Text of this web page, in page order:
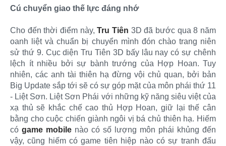
Cú chuyển giao thế lực đáng nhớ
Cho đến thời điểm này,Tru Tiên 3D đã bước qua 8 năm
oanh liệt và chuẩn bị chuyển mình đón chào trang niên
sử thứ 9. Cục diện Tru Tiên 3D bấy lâu nay có sự chênh
lệch ít nhiều bởi sự bành trướng của Hợp Hoan. Tuy
nhiên, các anh tài thiên hạ đừng vội chủ quan, bởi bản
Big Update sắp tới sẽ có sự góp mặt của môn phái thứ 11
- Liệt Sơn. Liệt Sơn Phái với những kỹ năng siêu việt của
xạ thủ sẽ khắc chế cao thủ Hợp Hoan, giữ lại thế cân
bằng cho cuộc chiến giành ngôi vị bá chủ thiên hạ. Hiếm
có game mobile nào có số lượng môn phái khủng đến
vậy, cũng hiếm có game tiên hiệp nào có sự tranh đấu